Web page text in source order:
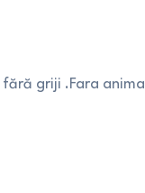
griji .Fara